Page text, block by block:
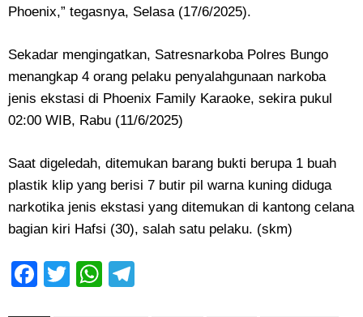
Phoenix,” tegasnya, Selasa (17/6/2025).
Sekadar mengingatkan, Satresnarkoba Polres Bungo
menangkap 4 orang pelaku penyalahgunaan narkoba
jenis ekstasi di Phoenix Family Karaoke, sekira pukul
02:00 WIB, Rabu (11/6/2025)
Saat digeledah, ditemukan barang bukti berupa 1 buah
plastik klip yang berisi 7 butir pil warna kuning diduga
narkotika jenis ekstasi yang ditemukan di kantong celana
bagian kiri Hafsi (30), salah satu pelaku. (skm)
Facebook
TwitterWhatsApp